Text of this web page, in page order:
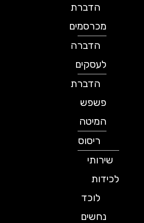
הדברת
מכרסמים
הדברה
לעסקים
הדברת
פשפש
המיטה
ריסוס
שירותי
לכידות
לוכד
נחשים